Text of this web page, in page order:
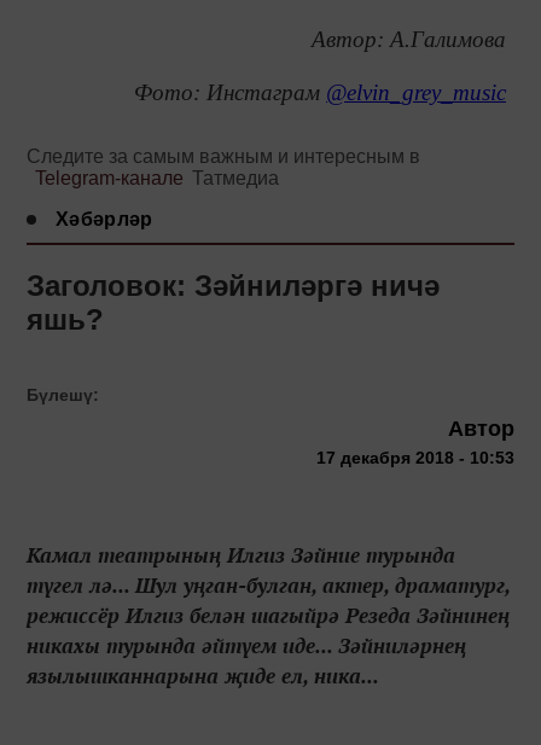
Автор: А.Галимова
Фото: Инстаграм @elvin_grey_music
Следите за самым важным и интересным в
Telegram-канале Татмедиа
Хәбәрләр
Заголовок: Зәйниләргә ничә
яшь?
Бүлешү:
Автор
17 декабря 2018 - 10:53
Камал театрының Илгиз Зәйние турында
түгел лә... Шул уңган-булган, актер, драматург,
режиссёр Илгиз белән шагыйрә Резеда Зәйнинең
никахы турында әйтүем иде... Зәйниләрнең
язылышканнарына җиде ел, ника...